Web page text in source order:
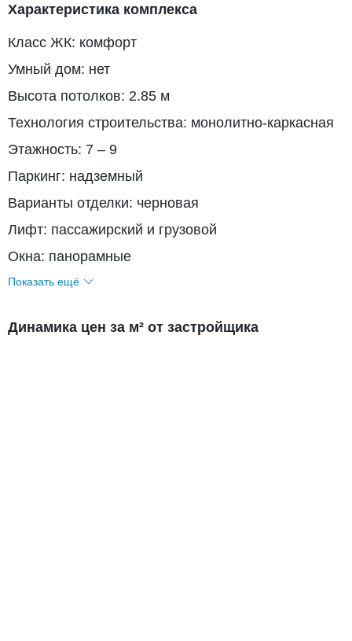
Характеристика комплекса
Класс ЖК: комфорт
Умный дом: нет
Высота потолков: 2.85 м
Технология строительства: монолитно-каркасная
Этажность: 7 – 9
Паркинг: надземный
Варианты отделки: черновая
Лифт: пассажирский и грузовой
Окна: панорамные
Показать ещё
Динамика цен за м² от застройщика